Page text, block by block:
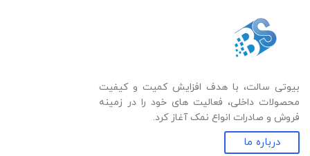
بیوتی سالت، با هدف افزایش کمیت و کیفیت
محصولات داخلی، فعالیت های خود را در زمینه
فروش و صادرات انواع نمک آغاز کرد.
درباره ما